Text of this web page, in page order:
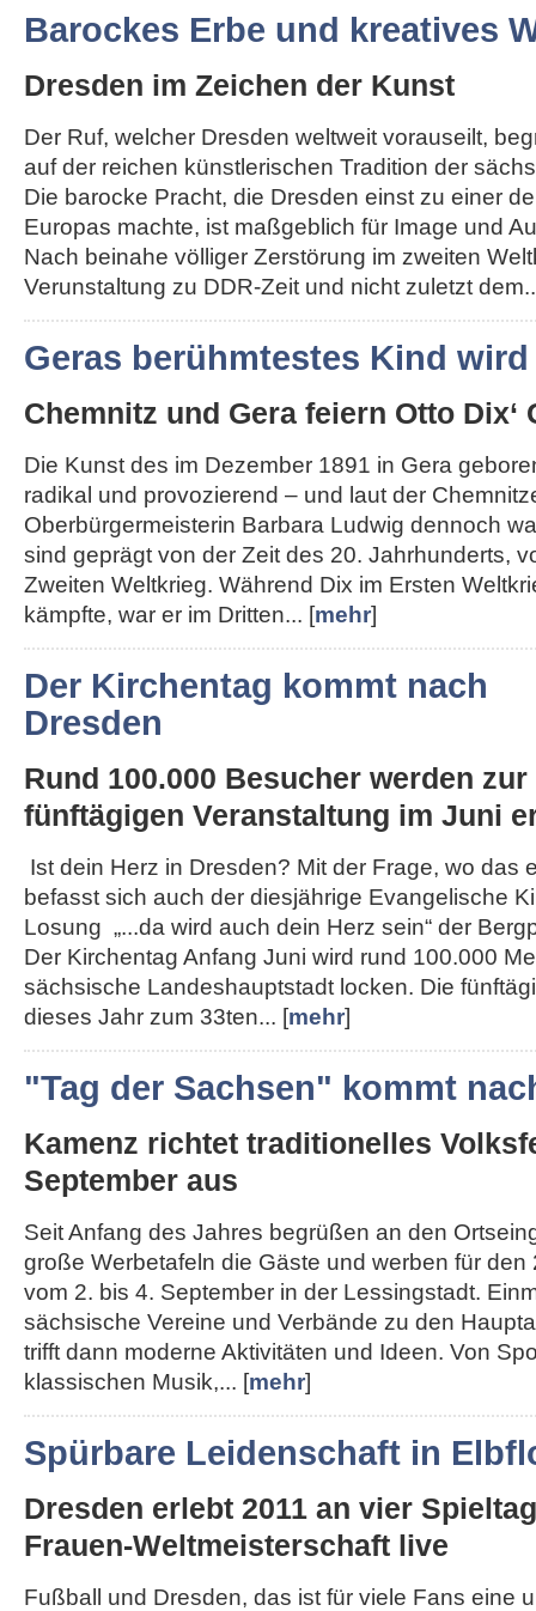
Barockes Erbe und kreatives
Dresden im Zeichen der Kunst
Der Ruf, welcher Dresden weltweit vorauseilt,
auf der reichen künstlerischen Tradition der
Die barocke Pracht, die Dresden einst zu einer
Europas machte, ist maßgeblich für Image und
Nach beinahe völliger Zerstörung im zweiten
Verunstaltung zu DDR-Zeit und nicht zuletzt
Geras berühmtestes Kind wird
Chemnitz und Gera feiern Otto Dix‘
Die Kunst des im Dezember 1891 in Gera
radikal und provozierend – und laut der
Oberbürgermeisterin Barbara Ludwig dennoch
sind geprägt von der Zeit des 20. Jahrhunderts,
Zweiten Weltkrieg. Während Dix im Ersten
kämpfte, war er im Dritten... [mehr]
Der Kirchentag kommt nach
Dresden
Rund 100.000 Besucher werden zur
fünftägigen Veranstaltung im Juni
Ist dein Herz in Dresden? Mit der Frage, wo das
befasst sich auch der diesjährige Evangelische
Losung „...da wird auch dein Herz sein“ der
Der Kirchentag Anfang Juni wird rund 100.000
sächsische Landeshauptstadt locken. Die
dieses Jahr zum 33ten... [mehr]
"Tag der Sachsen" kommt
Kamenz richtet traditionelles
September aus
Seit Anfang des Jahres begrüßen an den
große Werbetafeln die Gäste und werben für den
vom 2. bis 4. September in der Lessingstadt.
sächsische Vereine und Verbände zu den
trifft dann moderne Aktivitäten und Ideen. Von
klassischen Musik,... [mehr]
Spürbare Leidenschaft in
Dresden erlebt 2011 an vier
Frauen-Weltmeisterschaft live
Fußball und Dresden, das ist für viele Fans eine